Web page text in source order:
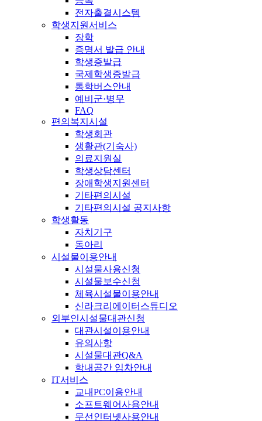
전자출결시스템
학생지원서비스
장학
증명서 발급 안내
학생증발급
국제학생증발급
통학버스안내
예비군·병무
FAQ
편의복지시설
학생회관
생활관(기숙사)
의료지원실
학생상담센터
장애학생지원센터
기타편의시설
기타편의시설 공지사항
학생활동
자치기구
동아리
시설물이용안내
시설물사용신청
시설물보수신청
체육시설물이용안내
신라크리에이터스튜디오
외부인시설물대관신청
대관시설이용안내
유의사항
시설물대관Q&A
학내공간 임차안내
IT서비스
교내PC이용안내
소프트웨어사용안내
무선인터넷사용안내